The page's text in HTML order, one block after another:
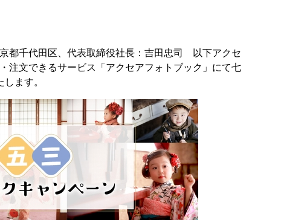
都千代田区、代表取締役社長：吉田忠司 以下アクセ
注文できるサービス「アクセアフォトブック」にて七
ます。